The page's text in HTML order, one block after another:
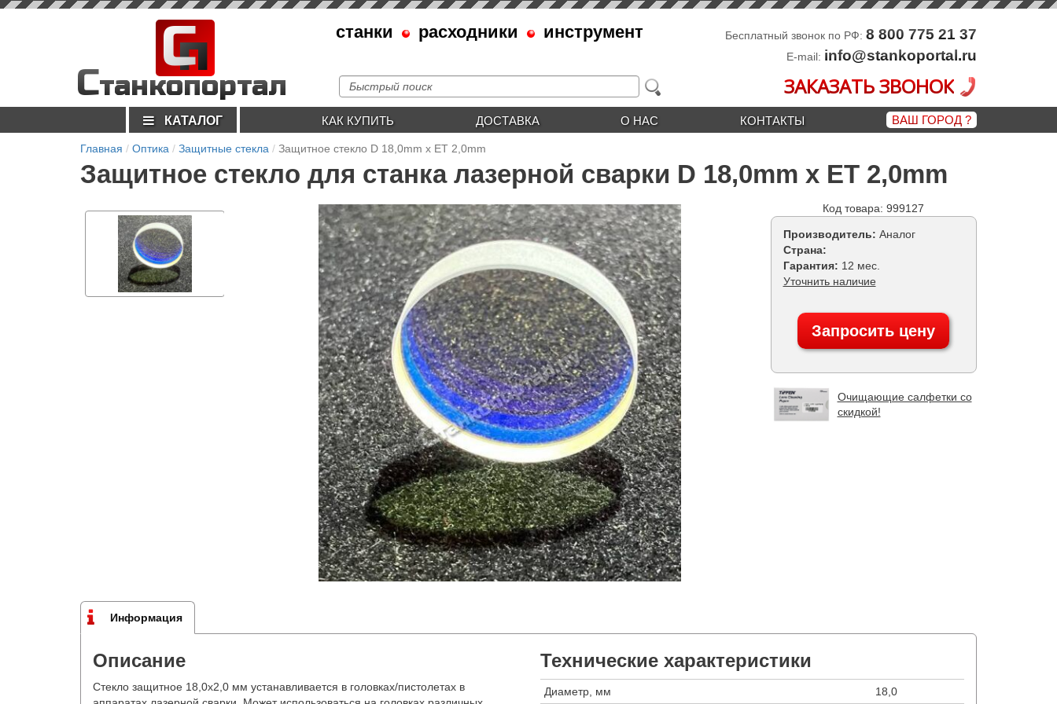
п
С
Станкопортал
станки расходники инструмент Бесплатный звонок по РФ: 8 800 775 21 37
E-mail: info@stankoportal.ru
ЗАКАЗАТЬ ЗВОНОК
КАТАЛОГ КАК КУПИТЬ ДОСТАВКА О НАС КОНТАКТЫ ВАШ ГОРОД?
Главная Оптика Защитные стекла Защитное стекло D 18,0mm x ET 2,0mm
Защитное стекло для станка лазерной сварки D 18,0mm x ET 2,0mm
Код товара: 999127
Производитель: Аналог
Страна:
Гарантия: 12 мес.
Уточнить наличие
Запросить цену
Очищающие салфетки со
скидкой!
Информация
Описание
Стекло защитное 18,0х2,0 мм устанавливается в головках/пистолетах в
Технические характеристики
Диаметр, мм 18,0